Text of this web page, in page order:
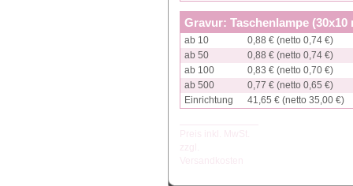
Gravur: Taschenlampe (30x10
ab 10
0,88 € (netto 0,74 €)
ab 50
0,88 € (netto 0,74 €)
ab 100
0,83 € (netto 0,70 €)
ab 500
0,77 € (netto 0,65 €)
Einrichtung
41,65 € (netto 35,00 €)